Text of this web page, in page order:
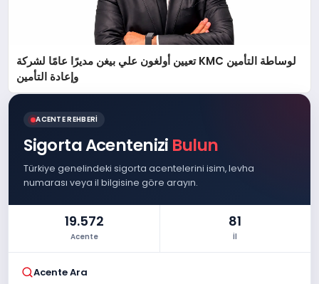
تعيين أولغون علي بيغن مديرًا عامًا لشركة KMC لوساطة التأمين
وإعادة التأمين
ACENTE REHBERI
Sigorta Acentenizi Bulun
Türkiye genelindeki sigorta acentelerini isim, levha
numarası veya il bilgisine göre arayın.
19.572
Acente
81
İl
Acente Ara